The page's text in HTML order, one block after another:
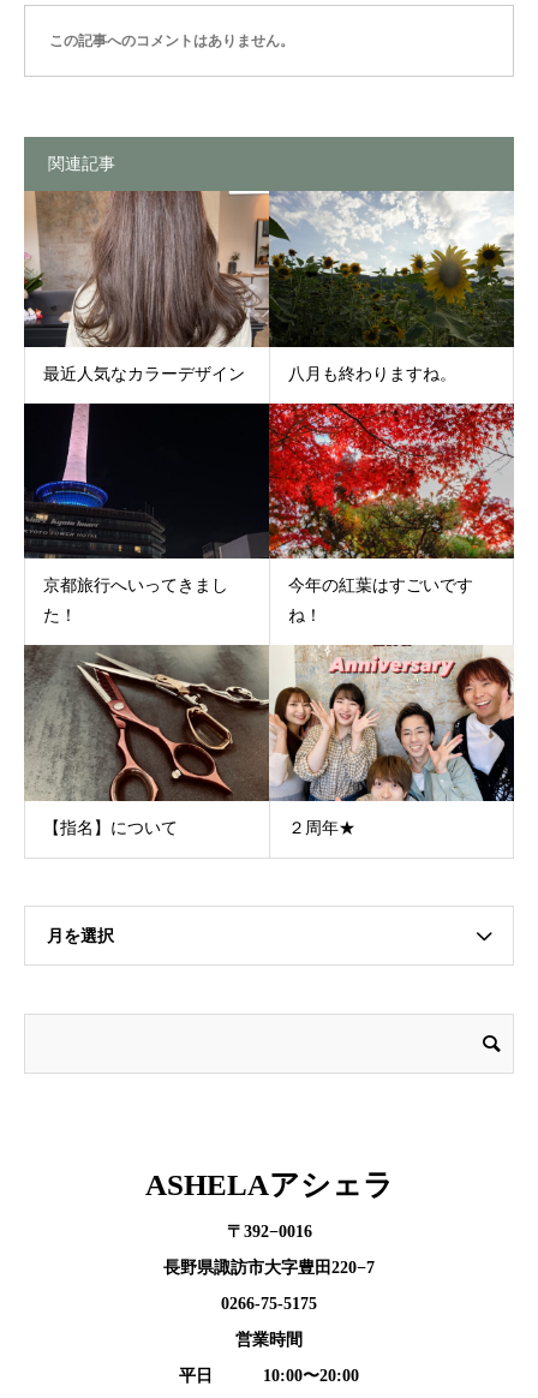
この記事へのコメントはありません。
関連記事
最近人気なカラーデザイン 八月も終わりますね。
京都旅行へいってきまし
た！
今年の紅葉はすごいです
ね！
【指名】について ２周年★
月を選択
ASHELAアシェラ
〒392−0016
長野県諏訪市大字豊田220−7
0266-75-5175
営業時間
平日 10:00〜20:00